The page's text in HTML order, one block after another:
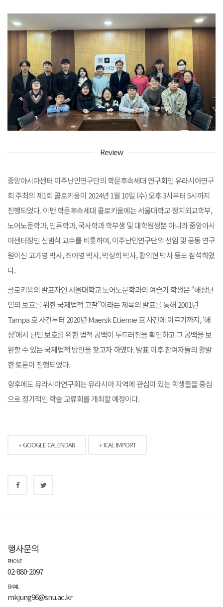
Review
중앙아시아센터 이주난민연구단의 학문후속세대 연구회인 유라시아연구
회 주최의 제1회 콜로키움이 2024년 1월 10일 (수) 오후 3시부터 5시까지
진행되었다. 이번 학문후속세대 콜로키움에는 서울대학교 정치외교학부,
노어노문학과, 인류학과, 국사학과 학부생 및 대학원생뿐 아니라 중앙아시
아센터장인 신범식 교수를 비롯하여, 이주난민연구단의 선임 및 공동 연구
원이신 고가영 박사, 최아영 박사, 박상희 박사, 황의현 박사 등도 참석하였
다.
콜로키움의 발표자인 서울대학교 노어노문학과의 여슬기 학생은 “해상난
민의 보호를 위한 국제법적 고찰”이라는 제목의 발표를 통해 2001년
Tampa 호 사건부터 2020년 Maersk Etienne 호 사건에 이르기까지, ‘해
상’에서 난민 보호를 위한 법적 공백이 두드러짐을 확인하고 그 공백을 보
완할 수 있는 국제법적 방안을 찾고자 하였다. 발표 이후 참여자들의 활발
한 토론이 진행되었다.
향후에도 유라시아연구회는 유라시아 지역에 관심이 있는 학생들을 중심
으로 정기적인 학술 교류회를 개최할 예정이다.
+ GOOGLE CALENDAR + ICAL IMPORT
행사문의
PHONE
02-880-2097
EMAIL
mkjung96@snu.ac.kr